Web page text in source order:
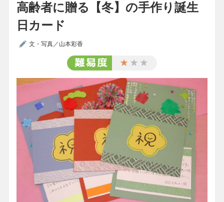
高齢者に贈る【冬】の手作り誕生
日カード
文・写真／山本彩香